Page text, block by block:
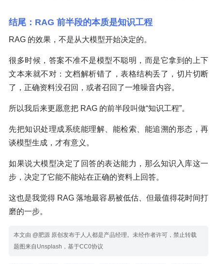
结尾：RAG 前半段的本质是知识工程
RAG 的效果，不是从大模型开始决定的。
很多时候，答案不准不是模型不聪明，而是它拿到的上下
文本来就不对：文档解析错了，表格结构丢了，切片切断
了，正确资料没召回，或者召回了一堆噪音内容。
所以我后来更愿意把 RAG 的前半段叫做“知识工程”。
先把知识处理成系统能理解、能检索、能追溯的形态，再
谈模型生成，才有意义。
如果说大模型决定了回答的表达能力，那么知识入库这一
步，决定了它能不能站在正确的资料上回答。
这也是我觉得 RAG 落地最容易被低估、但最值得花时间打
磨的一步。
本文由 @肥源 原创发布于人人都是产品经理。未经作者许可，禁止转载
题图来自Unsplash，基于CC0协议